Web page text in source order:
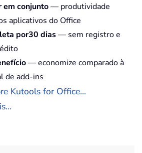
em conjunto— produtividade
aplicativos do Office
por30 dias— sem registro e
— economize comparado à
de add-ins
Kutools for Office...